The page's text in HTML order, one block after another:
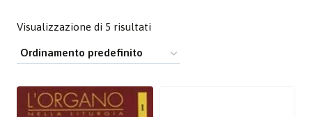
Visualizzazione di 5 risultati